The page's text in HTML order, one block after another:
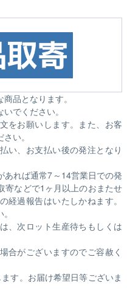
品となります。
でください。
をお願いします。また、お客
い。
い、お支払い後の発注となり
あれば通常7～14営業日での発
寄などで1ヶ月以上のおまたせ
経過報告はいたしかねます。
、次ロット生産待ちもしくは
合がございますのでご容赦く
す。お届け希望日等ございま